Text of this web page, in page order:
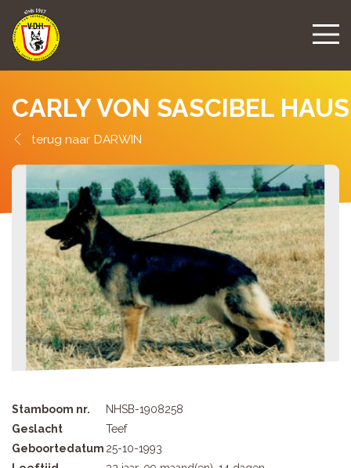
CARLY VON SASCIBEL HAUS
DARWIN
Stamboom nr.
NHSB-1908258
Geslacht
Teef
Geboortedatum 25-10-1993